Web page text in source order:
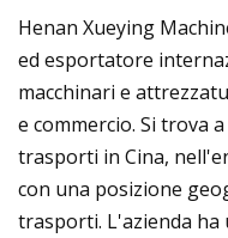
Henan Xueying
ed esportatore
macchinari e
e commercio. Si trova
trasporti in Cina,
con una posizione
trasporti. L'azienda ha